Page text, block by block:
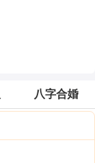
八字合婚